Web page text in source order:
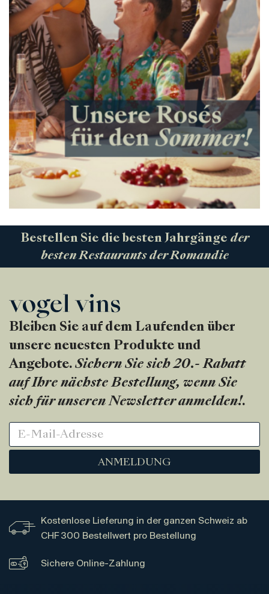
Bestellen Sie die besten Jahrgänge der
besten Restaurants der Romandie
Bleiben Sie auf dem Laufenden über
unsere neuesten Produkte und
Angebote. Sichern Sie sich 20.- Rabatt
auf Ihre nächste Bestellung, wenn Sie
sich für unseren Newsletter anmelden!.
ANMELDUNG
Kostenlose Lieferung in der ganzen Schweiz ab
CHF 300 Bestellwert pro Bestellung
Sichere Online-Zahlung